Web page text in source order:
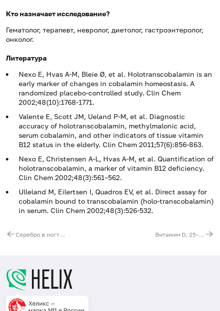
Кто назначает исследование?
Гематолог, терапевт, невролог, диетолог, гастроэнтеролог,
онколог.
Литература
Nexo E, Hvas A-M, Bleie Ø, et al. Holotranscobalamin is an
early marker of changes in cobalamin homeostasis. A
randomized placebo-controlled study. Clin Chem
2002;48(10):1768-1771.
Valente E, Scott JM, Ueland P-M, et al. Diagnostic
accuracy of holotranscobalamin, methylmalonic acid,
serum cobalamin, and other indicators of tissue vitamin
B12 status in the elderly. Clin Chem 2011;57(6):856-863.
Nexo E, Christensen A-L, Hvas A-M, et al. Quantification of
holotranscobalamin, a marker of vitamin B12 deficiency.
Clin Chem 2002;48(3):561–562.
Ulleland M, Eilertsen I, Quadros EV, et al. Direct assay for
cobalamin bound to transcobalamin (holo-transcobalamin)
in serum. Clin Chem 2002;48(3):526-532.
Серебро в ногтях Витамин D, 25-гидрокси (кальциферол), ВЭЖХ-МС/МС